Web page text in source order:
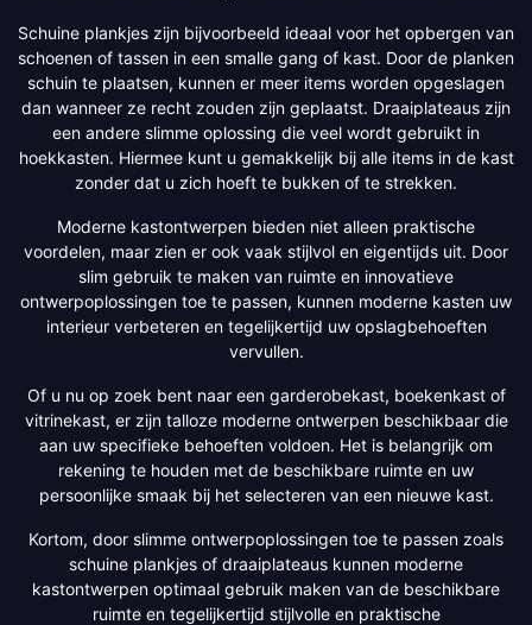
Schuine plankjes zijn bijvoorbeeld ideaal voor het opbergen van
schoenen of tassen in een smalle gang of kast. Door de planken
schuin te plaatsen, kunnen er meer items worden opgeslagen
dan wanneer ze recht zouden zijn geplaatst. Draaiplateaus zijn
een andere slimme oplossing die veel wordt gebruikt in
hoekkasten. Hiermee kunt u gemakkelijk bij alle items in de kast
zonder dat u zich hoeft te bukken of te strekken.
Moderne kastontwerpen bieden niet alleen praktische
voordelen, maar zien er ook vaak stijlvol en eigentijds uit. Door
slim gebruik te maken van ruimte en innovatieve
ontwerpoplossingen toe te passen, kunnen moderne kasten uw
interieur verbeteren en tegelijkertijd uw opslagbehoeften
vervullen.
Of u nu op zoek bent naar een garderobekast, boekenkast of
vitrinekast, er zijn talloze moderne ontwerpen beschikbaar die
aan uw specifieke behoeften voldoen. Het is belangrijk om
rekening te houden met de beschikbare ruimte en uw
persoonlijke smaak bij het selecteren van een nieuwe kast.
Kortom, door slimme ontwerpoplossingen toe te passen zoals
schuine plankjes of draaiplateaus kunnen moderne
kastontwerpen optimaal gebruik maken van de beschikbare
ruimte en tegelijkertijd stijlvolle en praktische